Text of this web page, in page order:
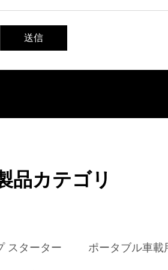
送信
品カテゴリ
スターター ポータブル車載